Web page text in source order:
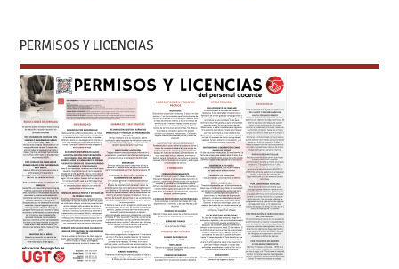
PERMISOS Y LICENCIAS